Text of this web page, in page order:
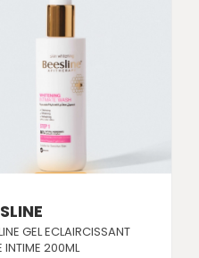
GEL ECLAIRCISSANT
INTIME 200ML